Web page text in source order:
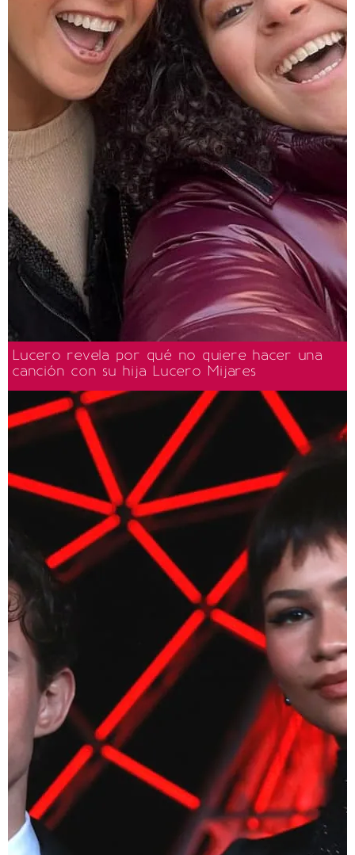
Lucero revela por qué no quiere hacer una
canción con su hija Lucero Mijares